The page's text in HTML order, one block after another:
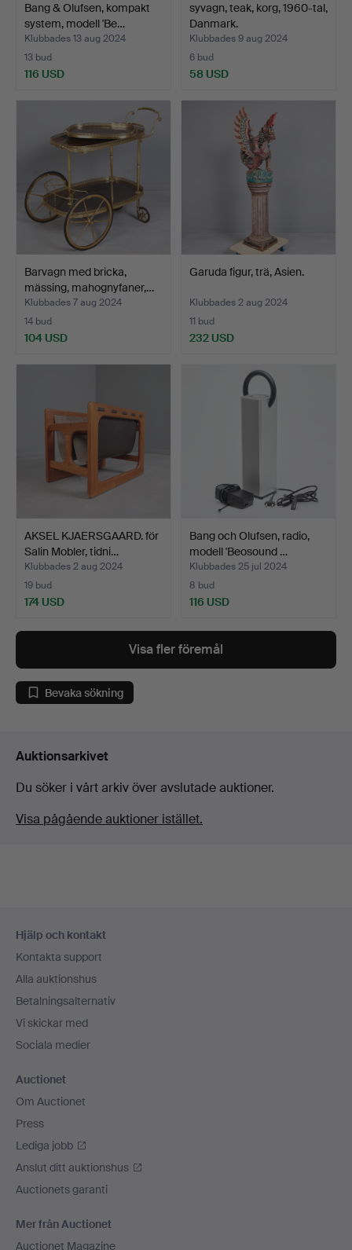
Bang & Olufsen, kompakt
system, modell 'Be…
Klubbades 13 aug 2024
13 bud
116 USD
syvagn, teak, korg, 1960-tal,
Danmark.
Klubbades 9 aug 2024
6 bud
58 USD
Barvagn med bricka,
mässing, mahognyfaner,…
Klubbades 7 aug 2024
14 bud
104 USD
Garuda figur, trä, Asien.
Klubbades 2 aug 2024
11 bud
232 USD
AKSEL KJAERSGAARD. för
Salin Mobler, tidni…
Klubbades 2 aug 2024
19 bud
174 USD
Bang och Olufsen, radio,
modell 'Beosound …
Klubbades 25 jul 2024
8 bud
116 USD
Visa fler föremål
Bevaka sökning
Auktionsarkivet
Du söker i vårt arkiv över avslutade auktioner.
Visa pågående auktioner istället.
Hjälp och kontakt
Kontakta support
Alla auktionshus
Betalningsalternativ
Vi skickar med
Sociala medier
Auctionet
Om Auctionet
Press
Lediga jobb
Anslut ditt auktionshus
Auctionets garanti
Mer från Auctionet
Auctionet Magazine